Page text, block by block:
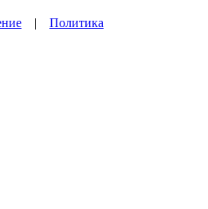
| Политика